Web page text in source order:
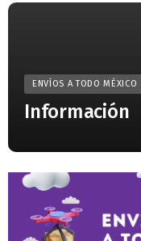
ENVÍOS A TODO MÉXICO
Información